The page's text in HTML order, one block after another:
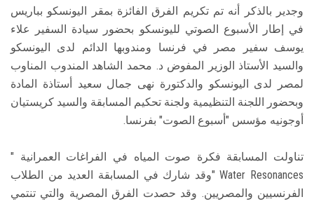
وجدير بالذكر أنه تم تكريم الفرق الفائزة بمقر اليونسكو بباريس
في إطار الأسبوع الصوتي لليونسكو بحضور سيادة السفير علاء
يوسف سفير مصر في فرنسا ومندوبها الدائم لدى اليونسكو
والسيد الأستاذ الوزير المفوض د. محمد الشاهد المندوب المناوب
لمصر لدى اليونسكو والدكتورة نهى جمال سعيد أستاذة المادة
وبحضور اللجنة التنظيمية ولجنة تحكيم المسابقة والسيد كريستيان
أوجونيه مؤسس "أسبوع الصوت" بفرنسا.
تناولت المسابقة فكرة صوت المياه في الفراغات العمرانية "
Water Resonances "وقد شارك في المسابقة العديد من الطلاب
الفرنسيين والمصريين. وقد حصدت الفرق المصرية والتي تنتمي